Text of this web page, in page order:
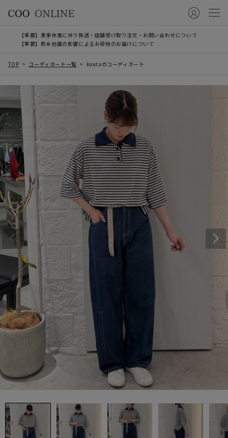
【重要】夏季休業に伴う発送・店舗受け取り注文・お問い合わせについて
【重要】熊本地震の影響によるお荷物のお届けについて
TOP コーディネート一覧 koutaのコーディネート